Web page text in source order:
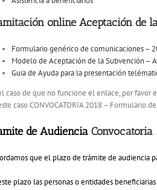
online Aceptación de
Formulario genérico de comunicaciones –
Modelo de Aceptación de la Subvención –
Guia de Ayuda para la presentación
caso de que no funcione el enlace, por favor
caso CONVOCATORIA 2018 – Formulario
de Audiencia Convocatoria
que el plazo de trámite de audiencia
plazo las personas o entidades